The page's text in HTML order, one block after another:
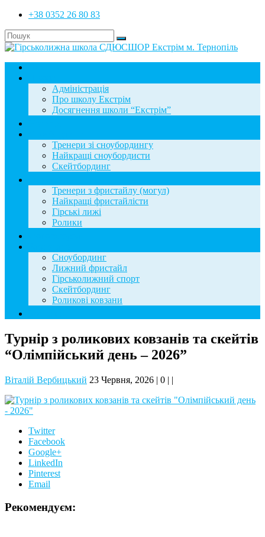
+38 0352 26 80 83
Адміністрація
Про школу Екстрім
Досягнення школи “Екстрім”
Тренери зі сноубордингу
Найкращі сноубордисти
Скейтбординг
Тренери з фристайлу (могул)
Найкращі фристайлісти
Гірські лижі
Ролики
Сноубординг
Лижний фристайл
Гірськолижний спорт
Скейтбординг
Роликові ковзани
Турнір з роликових ковзанів та скейтів
“Олімпійський день – 2026”
Віталій Вербицький 23 Червня, 2026 | 0 | |
Twitter
Facebook
Google+
LinkedIn
Pinterest
Email
Рекомендуєм: